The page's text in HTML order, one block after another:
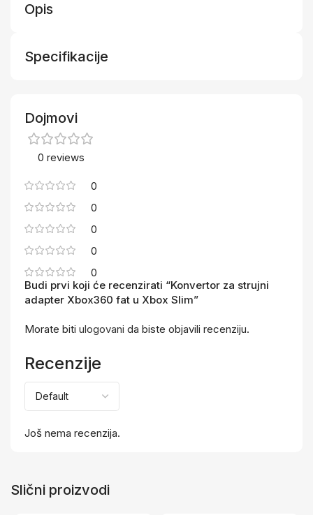
Opis
Specifikacije
Dojmovi
0 reviews
0
0
0
0
0
Recenzije
Još nema recenzija.
Budi prvi koji će recenzirati “Konvertor za strujni
adapter Xbox360 fat u Xbox Slim”
Morate biti ulogovani da biste objavili recenziju.
Slični proizvodi